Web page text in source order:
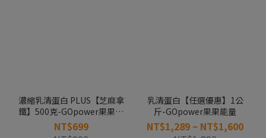
濃縮乳清蛋白 PLUS【芝麻拿
鐵】500克-GOpower果果能
量
NT$699
乳清蛋白【任選優惠】1公
斤-GOpower果果能量
NT$1,289 ~ NT$1,600